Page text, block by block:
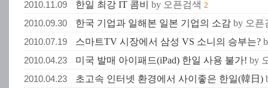
2010.11.09
한일 최강 IT 콤비 by 오픈검색 2
2010.09.30 한국 기업과 일해본 일본 기업의 소감 by 오
2010.07.19
스마트TV 시장에서 삼성 VS 소니의 승부는?
2010.04.23
미국 발매 아이패드(iPad) 한일 사용 불가! by
2010.04.23
초고속 인터넷 환경에서 사이좋은 한일(韓日)